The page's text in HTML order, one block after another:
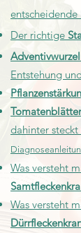
entscheidende
Der richtige
Entstehung
dahinter
Was versteht
Was versteht